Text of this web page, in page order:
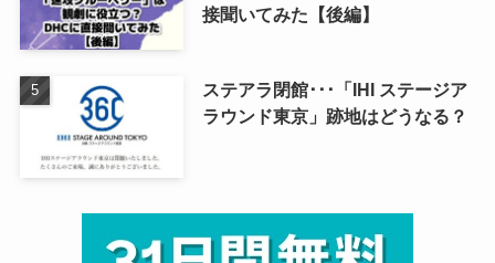
接聞いてみた【後編】
ステアラ閉館･･･「IHI ステージア
ラウンド東京」跡地はどうなる？